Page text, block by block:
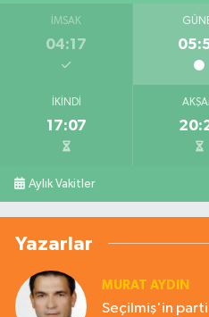
İMSAK
04:17
İKINDI
17:07
Aylık Vakitler
Yazarlar
MURAT AYDIN
Seçilmiş'in parti